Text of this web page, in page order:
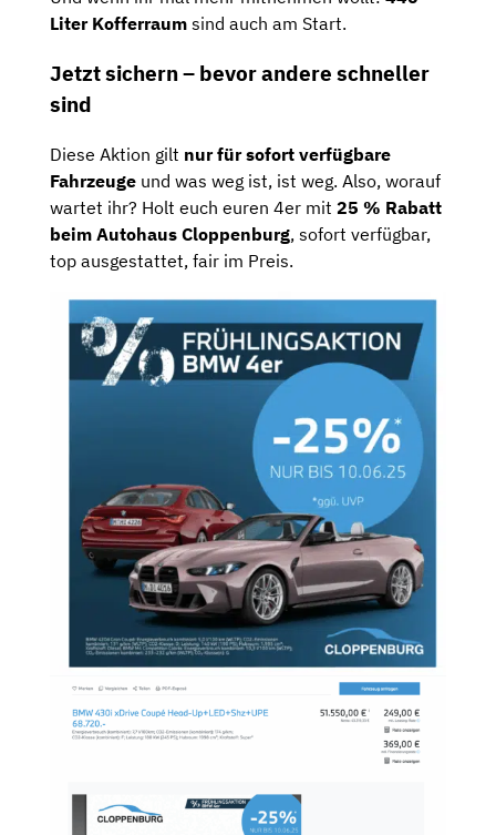
Liter Kofferraum sind auch am Start.
Jetztsichern – bevorandere schneller
sind
Diese Aktion gilt nurfürsofort verfügbare
Fahrzeuge und was weg ist, ist weg. Also, worauf
wartet ihr? Holt euch euren 4er mit 25 % Rabatt
beim Autohaus Cloppenburg, sofort verfügbar,
top ausgestattet, fair im Preis.